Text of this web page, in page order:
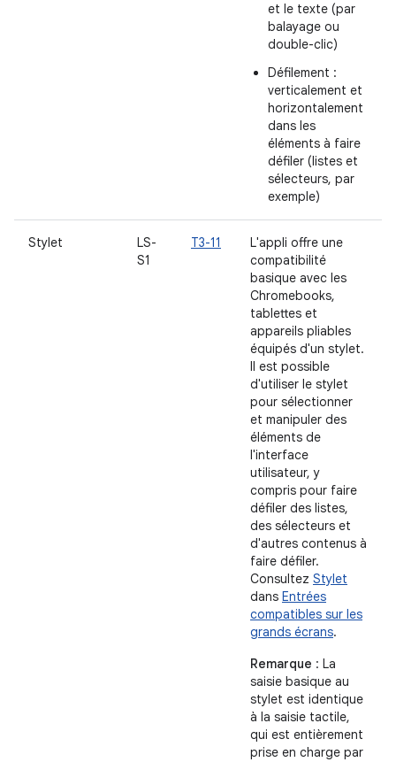
et le texte (par
balayage ou
double-clic)
Défilement :
verticalement et
horizontalement
dans les
éléments à faire
défiler (listes et
sélecteurs, par
exemple)
Stylet
LS-
S1
T3-11
L'appli offre une
compatibilité
basique avec les
Chromebooks,
tablettes et
appareils pliables
équipés d'un stylet.
Il est possible
d'utiliser le stylet
pour sélectionner
et manipuler des
éléments de
l'interface
utilisateur, y
compris pour faire
défiler des listes,
des sélecteurs et
d'autres contenus à
faire défiler.
Consultez Stylet
dans Entrées
compatibles sur les
grands écrans.
Remarque : La
saisie basique au
stylet est identique
à la saisie tactile,
qui est entièrement
prise en charge par